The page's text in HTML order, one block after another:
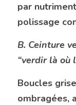
par
polissage
B. Ceinture
“verdir là où
Boucles
ombragées,